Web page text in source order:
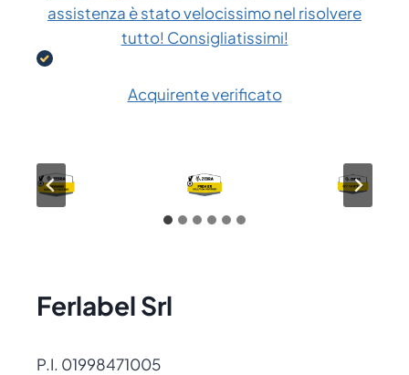
assistenza è stato velocissimo nel risolvere
tutto! Consigliatissimi!
Acquirente verificato
Ferlabel Srl
P.I. 01998471005